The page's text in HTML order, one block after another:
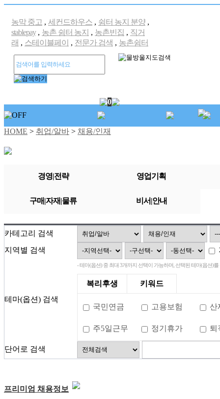
농막 중고 , 세컨드하우스 , 쉼터 농지 분양,
stablepay, 농촌 쉼터 농지 , 농촌빈집 , 직거
래 , 스테이블페이 , 전문가 검색 , 농촌쉼터
0
HOME > 취업/알바 > 채용/인재
경영|전략 영업기획
구매|자재|물류 비서|안내
카테고리 검색
지역별 검색
테마(옵션) 검색
- 테마(옵션) 중 최대 3개까지 선택이 가능하며, 선택된 테마(옵션)
복리후생 키워드
국민연금 고용보험 산
주5일근무 정기휴가 퇴
단어로 검색
프리미엄 채용정보